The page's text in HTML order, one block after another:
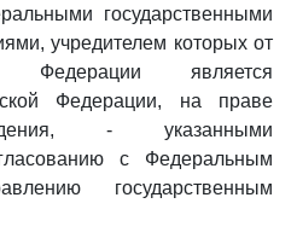
государственными
учредителем которых от
Федерации является
Федерации, на праве
- указанными
с Федеральным
государственным